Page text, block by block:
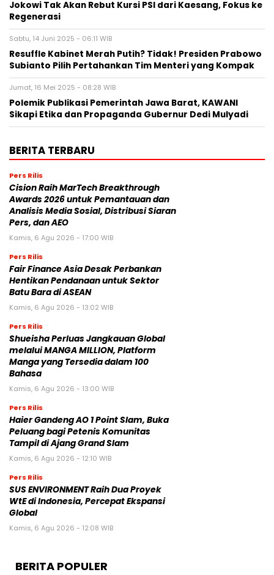
Jokowi Tak Akan Rebut Kursi PSI dari Kaesang, Fokus ke
Regenerasi
Sabtu, 14 Juni 2025 - 06:11 WIB
Resuffle Kabinet Merah Putih? Tidak! Presiden Prabowo
Subianto Pilih Pertahankan Tim Menteri yang Kompak
Jumat, 16 Mei 2025 - 08:28 WIB
Polemik Publikasi Pemerintah Jawa Barat, KAWANI
Sikapi Etika dan Propaganda Gubernur Dedi Mulyadi
BERITA TERBARU
Pers Rilis
Cision Raih MarTech Breakthrough
Awards 2026 untuk Pemantauan dan
Analisis Media Sosial, Distribusi Siaran
Pers, dan AEO
Kamis, 6 Agu 2026 - 17:00 WIB
Pers Rilis
Fair Finance Asia Desak Perbankan
Hentikan Pendanaan untuk Sektor
Batu Bara di ASEAN
Kamis, 6 Agu 2026 - 13:02 WIB
Pers Rilis
Shueisha Perluas Jangkauan Global
melalui MANGA MILLION, Platform
Manga yang Tersedia dalam 100
Bahasa
Kamis, 6 Agu 2026 - 13:00 WIB
Pers Rilis
Haier Gandeng AO 1 Point Slam, Buka
Peluang bagi Petenis Komunitas
Tampil di Ajang Grand Slam
Kamis, 6 Agu 2026 - 12:10 WIB
Pers Rilis
SUS ENVIRONMENT Raih Dua Proyek
WtE di Indonesia, Percepat Ekspansi
Global
Kamis, 6 Agu 2026 - 12:08 WIB
BERITA POPULER